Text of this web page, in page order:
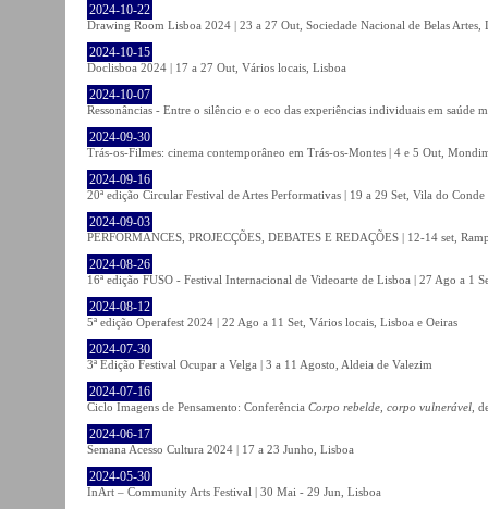
2024-10-22
Drawing Room Lisboa 2024 | 23 a 27 Out, Sociedade Nacional de Belas Artes,
2024-10-15
Doclisboa 2024 | 17 a 27 Out, Vários locais, Lisboa
2024-10-07
Ressonâncias - Entre o silêncio e o eco das experiências individuais em
2024-09-30
Trás-os-Filmes: cinema contemporâneo em Trás-os-Montes | 4 e 5 Out,
2024-09-16
20ª edição Circular Festival de Artes Performativas | 19 a 29 Set, Vila do Conde
2024-09-03
PERFORMANCES, PROJECÇÕES, DEBATES E REDAÇÕES | 12-14 set,
2024-08-26
16ª edição FUSO - Festival Internacional de Videoarte de Lisboa | 27 Ago a 1
2024-08-12
5ª edição Operafest 2024 | 22 Ago a 11 Set, Vários locais, Lisboa e Oeiras
2024-07-30
3ª Edição Festival Ocupar a Velga | 3 a 11 Agosto, Aldeia de Valezim
2024-07-16
Ciclo Imagens de Pensamento: Conferência Corpo rebelde, corpo vulnerável ,
2024-06-17
Semana Acesso Cultura 2024 | 17 a 23 Junho, Lisboa
2024-05-30
InArt – Community Arts Festival | 30 Mai - 29 Jun, Lisboa